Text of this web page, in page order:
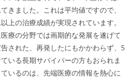
きました。これは平均値ですので、
上の治療成績が実現されています。
療の分野では画期的な発展を遂げて
された、再発したにもかかわらず、5
いる長期サバイバーの方もおられま
いるのは、先端医療の情報を熱心に